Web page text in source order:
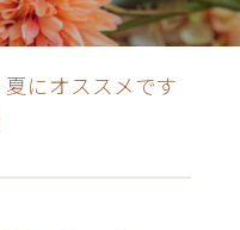
にオススメです